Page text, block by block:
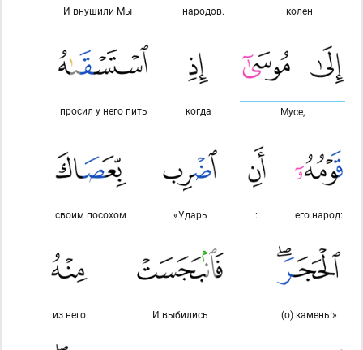
колен –
народов.
И внушили Мы
Мусе,
когда
просил у него пить
его народ:
:
«Ударь
своим посохом
(о) камень!»
И выбились
из него